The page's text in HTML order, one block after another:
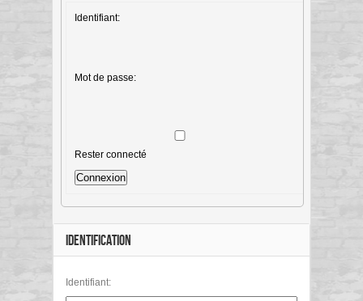
Identifiant:
Mot de passe:
Rester connecté
Connexion
IDENTIFICATION
Identifiant: